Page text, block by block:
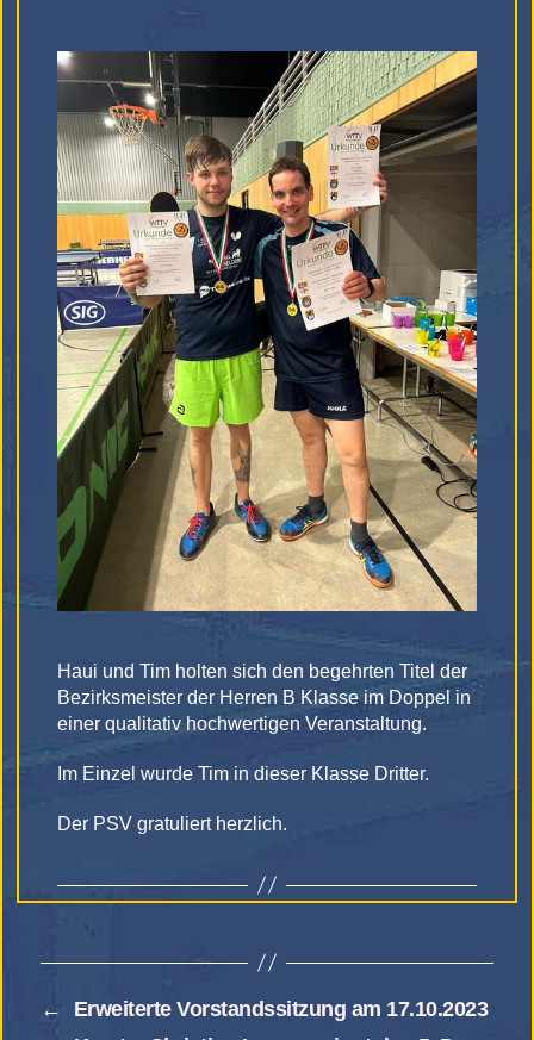
Haui und Tim holten sich den begehrten Titel der
Bezirksmeister der Herren B Klasse im Doppel in
einer qualitativ hochwertigen Veranstaltung.
Im Einzel wurde Tim in dieser Klasse Dritter.
Der PSV gratuliert herzlich.
←
Erweiterte Vorstandssitzung am 17.10.2023